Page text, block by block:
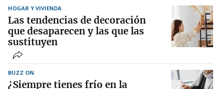
HOGAR Y VIVIENDA
Las tendencias de decoración
que desaparecen y las que las
sustituyen
BUZZ ON
¿Siempre tienes frío en la